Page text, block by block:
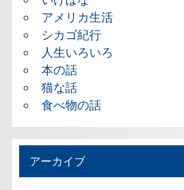
アメリカ生活
シカゴ紀行
人生いろいろ
本の話
猫な話
食べ物の話
アーカイブ